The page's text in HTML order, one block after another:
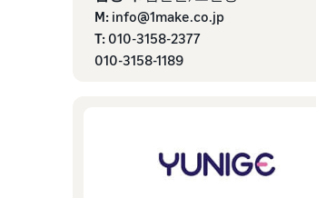
M: info@1make.co.jp
T: 010-3158-2377
010-3158-1189